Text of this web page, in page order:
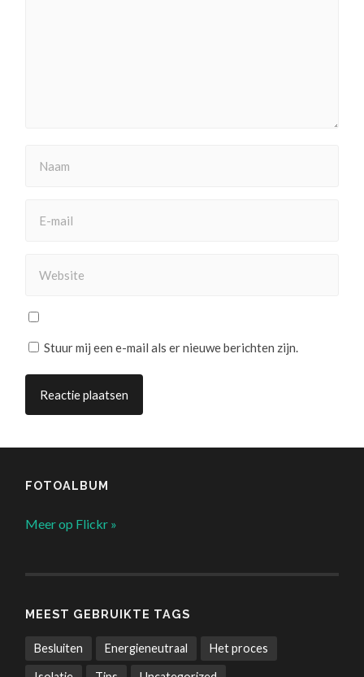
Stuur mij een e-mail als er nieuwe berichten zijn.
FOTOALBUM
Meer op Flickr »
MEEST GEBRUIKTE TAGS
Besluiten Energieneutraal Het proces